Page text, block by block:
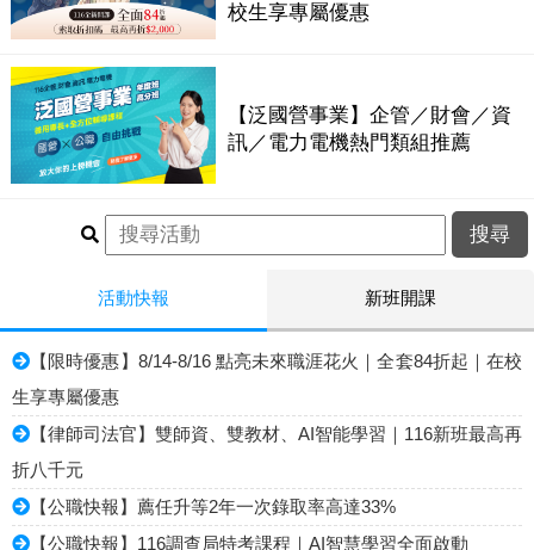
校生享專屬優惠
【泛國營事業】企管／財會／資
訊／電力電機熱門類組推薦
活動快報 新班開課
【限時優惠】8/14-8/16 點亮未來職涯花火｜全套84折起｜在校
生享專屬優惠
【律師司法官】雙師資、雙教材、AI智能學習｜116新班最高再
折八千元
【公職快報】薦任升等2年一次錄取率高達33%
【公職快報】116調查局特考課程｜AI智慧學習全面啟動